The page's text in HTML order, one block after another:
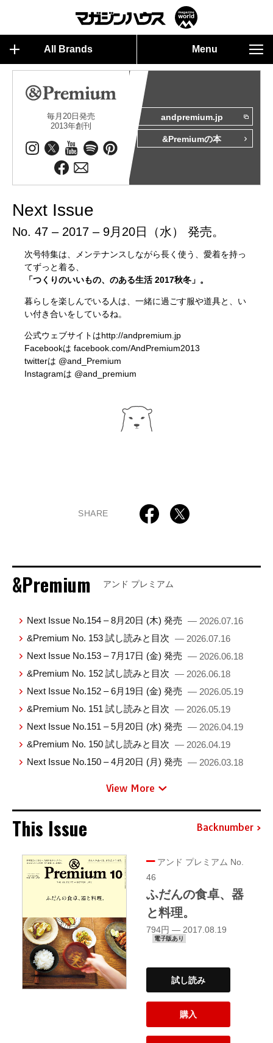
All Brands Menu
毎月20日発売
2013年創刊
andpremium.jp
&Premiumの本
Next Issue
No. 47 – 2017 – 9月20日（水） 発売。
次号特集は、メンテナンスしながら長く使う、愛着を持っ
てずっと着る、
「つくりのいいもの、のある生活 2017秋冬」。
暮らしを楽しんでいる人は、一緒に過ごす服や道具と、い
い付き合いをしているね。
公式ウェブサイトはhttp://andpremium.jp
Facebookはfacebook.com/AndPremium2013
twitterは @and_Premium
Instagramは @and_premium
SHARE
&Premium アンド プレミアム
Next Issue No.154 – 8月20日 (木) 発売 — 2026.07.16
&Premium No. 153 試し読みと目次 — 2026.07.16
Next Issue No.153 – 7月17日 (金) 発売 — 2026.06.18
&Premium No. 152 試し読みと目次 — 2026.06.18
Next Issue No.152 – 6月19日 (金) 発売 — 2026.05.19
&Premium No. 151 試し読みと目次 — 2026.05.19
Next Issue No.151 – 5月20日 (水) 発売 — 2026.04.19
&Premium No. 150 試し読みと目次 — 2026.04.19
Next Issue No.150 – 4月20日 (月) 発売 — 2026.03.18
View More
This Issue Backnumber
アンド プレミアム No.
46
ふだんの食卓、器
と料理。
794円 — 2017.08.19
電子版あり
試し読み
購入